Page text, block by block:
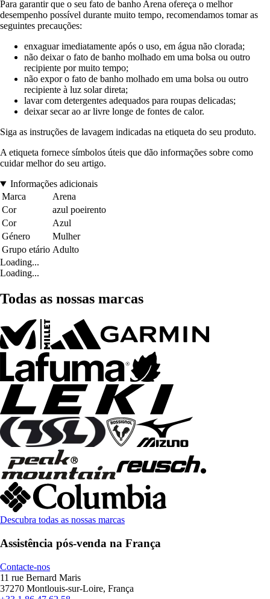
Para garantir que o seu fato de banho Arena ofereça o melhor
desempenho possível durante muito tempo, recomendamos tomar as
seguintes precauções:
enxaguar imediatamente após o uso, em água não clorada;
não deixar o fato de banho molhado em uma bolsa ou outro
recipiente por muito tempo;
não expor o fato de banho molhado em uma bolsa ou outro
recipiente à luz solar direta;
lavar com detergentes adequados para roupas delicadas;
deixar secar ao ar livre longe de fontes de calor.
Siga as instruções de lavagem indicadas na etiqueta do seu produto.
A etiqueta fornece símbolos úteis que dão informações sobre como
cuidar melhor do seu artigo.
Informações adicionais
Marca
Arena
Cor
azul poeirento
Cor
Azul
Género
Mulher
Grupo etário Adulto
Loading...
Loading...
Todas as nossas marcas
Descubra todas as nossas marcas
Assistência pós-venda na França
Contacte-nos
11 rue Bernard Maris
37270 Montlouis-sur-Loire, França